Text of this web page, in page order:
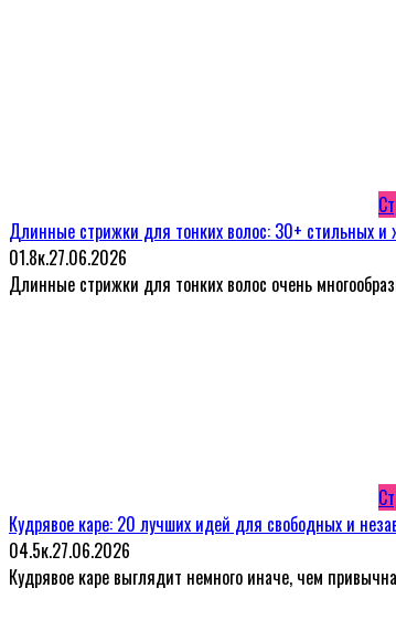
Длинные стрижки для тонких волос: 30+ стильных
01.8к.27.06.2026
Длинные стрижки для тонких волос очень
Кудрявое каре: 20 лучших идей для свободных и
04.5к.27.06.2026
Кудрявое каре выглядит немного иначе, чем